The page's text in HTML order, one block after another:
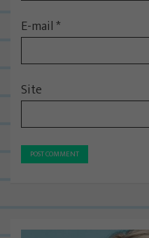
E-mail*
Site